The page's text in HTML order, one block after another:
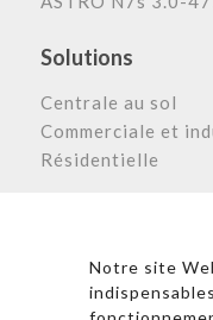
Notre site
Solutions
Centrale au sol
Commerciale et
Résidentielle